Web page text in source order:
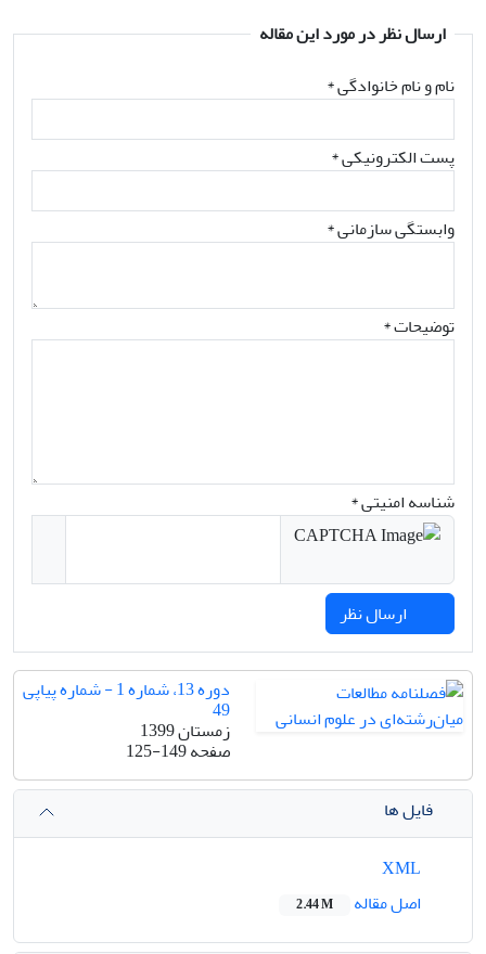
ارسال نظر در مورد این مقاله
نام و نام خانوادگی*
پست الکترونیکی*
وابستگی سازمانی *
توضیحات *
شناسه امنیتی *
دوره 13، شماره 1 - شماره پیاپی
49
زمستان 1399
صفحه125-149
فایل ها
اصل مقاله
2.44 M